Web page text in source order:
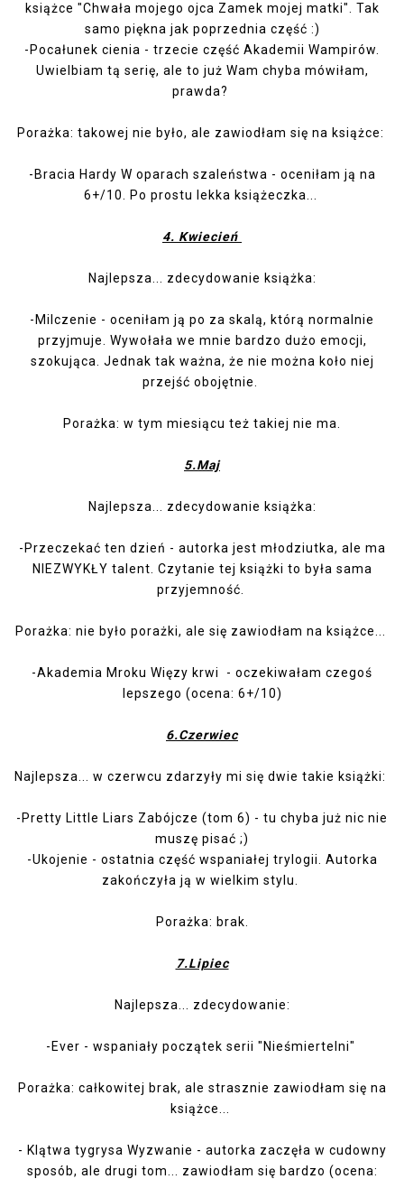
książce "Chwała mojego ojca Zamek mojej matki". Tak
samo piękna jak poprzednia część :)
- Pocałunek cienia - trzecie część Akademii Wampirów.
Uwielbiam tą serię, ale to już Wam chyba mówiłam,
prawda?
Porażka: takowej nie było, ale zawiodłam się na książce:
- Bracia Hardy W oparach szaleństwa - oceniłam ją na
6+/10. Po prostu lekka książeczka...
4. Kwiecień
Najlepsza... zdecydowanie książka:
- Milczenie - oceniłam ją po za skalą, którą normalnie
przyjmuje. Wywołała we mnie bardzo dużo emocji,
szokująca. Jednak tak ważna, że nie można koło niej
przejść obojętnie.
Porażka: w tym miesiącu też takiej nie ma.
5.Maj
Najlepsza... zdecydowanie książka:
- Przeczekać ten dzień - autorka jest młodziutka, ale ma
NIEZWYKŁY talent. Czytanie tej książki to była sama
przyjemność.
Porażka: nie było porażki, ale się zawiodłam na książce...
-Akademia Mroku Więzy krwi
- oczekiwałam czegoś
lepszego (ocena: 6+/10)
6.Czerwiec
Najlepsza... w czerwcu zdarzyły mi się dwie takie książki:
- Pretty Little Liars Zabójcze (tom 6) - tu chyba już nic nie
muszę pisać ;)
-Ukojenie - ostatnia część wspaniałej trylogii. Autorka
zakończyła ją w wielkim stylu.
Porażka: brak.
7.Lipiec
Najlepsza... zdecydowanie:
- Ever - wspaniały początek serii "Nieśmiertelni"
Porażka: całkowitej brak, ale strasznie zawiodłam się na
książce...
- Klątwa tygrysa Wyzwanie - autorka zaczęła w cudowny
sposób, ale drugi tom... zawiodłam się bardzo (ocena: